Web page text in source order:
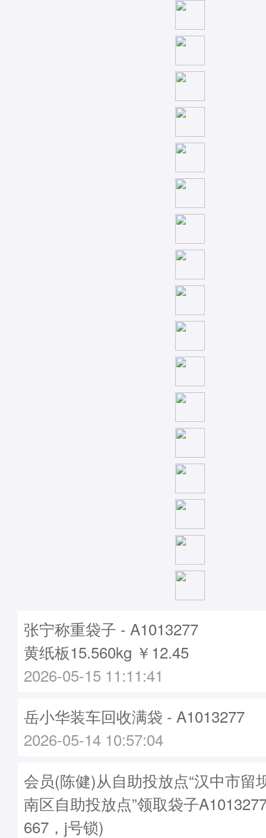
张宁称重袋子 - A1013277
黄纸板15.560kg ￥12.45
2026-05-15 11:11:41
岳小华装车回收满袋 - A1013277
2026-05-14 10:57:04
会员(陈健)从自助投放点“汉中市留
南区自助投放点”领取袋子
667，j号锁)